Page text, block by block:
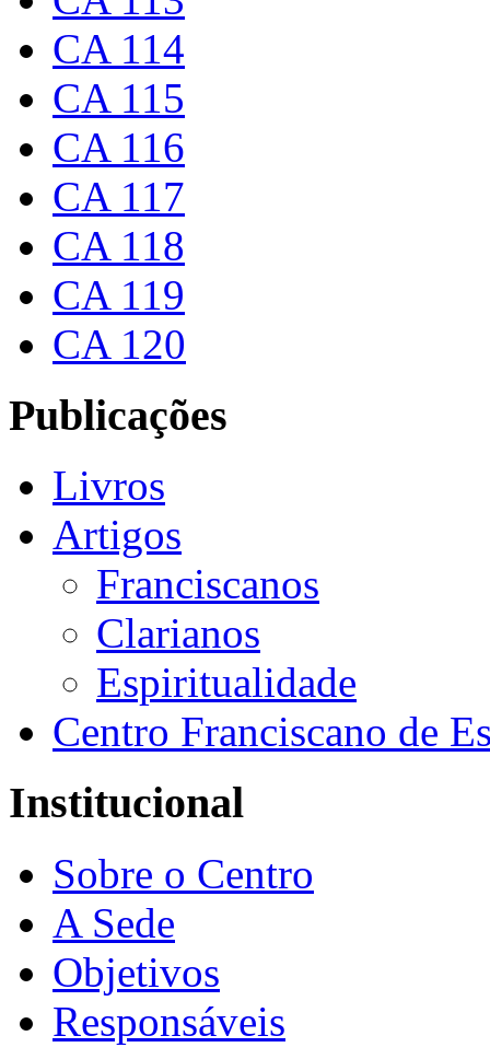
CA 114
CA 115
CA 116
CA 117
CA 118
CA 119
CA 120
Publicações
Livros
Artigos
Franciscanos
Clarianos
Espiritualidade
Centro Franciscano de
Institucional
Sobre o Centro
A Sede
Objetivos
Responsáveis